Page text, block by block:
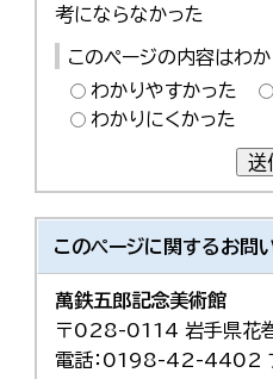
考にならなかった
このページの内容はわ
わかりやすかった
わかりにくかった
送
このページに関するお問
萬鉄五郎記念美術館
〒028-0114 岩手県花
電話：0198-42-4402